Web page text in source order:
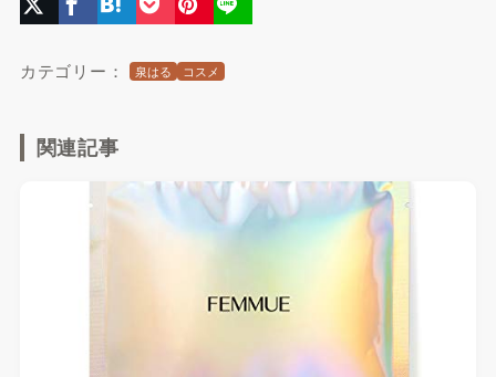
カテゴリー： 泉はる コスメ
関連記事